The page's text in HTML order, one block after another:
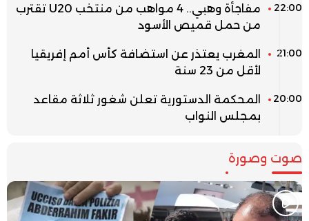
22:00
مفاجأة وهبي.. 4 مواهب من منتخب U20 تقترب
من حمل قميص الأسود
21:00
المغرب يعتذر عن استضافة كأس أمم إفريقيا
لأقل من 23 سنة
20:00
المحكمة الدستورية تعلن شغور ثلاثة مقاعد
بمجلس النواب
صوت وصورة